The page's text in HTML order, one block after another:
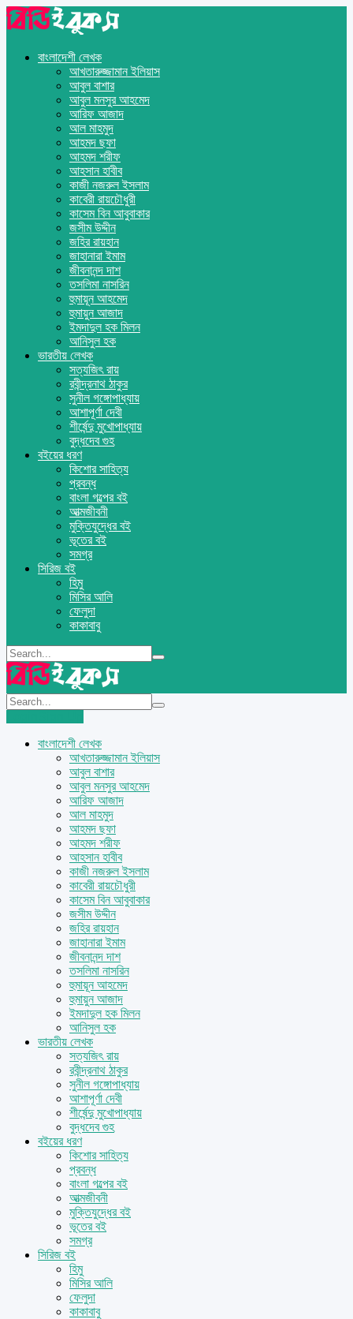
বাংলাদেশী লেখক
আখতারুজ্জামান ইলিয়াস
আবুল বাশার
আবুল মনসুর আহমেদ
আরিফ আজাদ
আল মাহমুদ
আহমদ ছফা
আহমদ শরীফ
আহসান হাবীব
কাজী নজরুল ইসলাম
কাবেরী রায়চৌধুরী
কাসেম বিন আবুবাকার
জসীম উদ্দীন
জহির রায়হান
জাহানারা ইমাম
জীবনানন্দ দাশ
তসলিমা নাসরিন
হুমায়ূন আহমেদ
হুমায়ুন আজাদ
ইমদাদুল হক মিলন
আনিসুল হক
ভারতীয় লেখক
সত্যজিৎ রায়
রবীন্দ্রনাথ ঠাকুর
সুনীল গঙ্গোপাধ্যায়
আশাপূর্ণা দেবী
শীর্ষেন্দু মুখোপাধ্যায়
বুদ্ধদেব গুহ
বইয়ের ধরণ
কিশোর সাহিত্য
প্রবন্ধ
বাংলা গল্পের বই
আত্মজীবনী
মুক্তিযুদ্ধের বই
ভূতের বই
সমগ্র
সিরিজ বই
হিমু
মিসির আলি
ফেলুদা
কাকাবাবু
বাংলাদেশী লেখক
আখতারুজ্জামান ইলিয়াস
আবুল বাশার
আবুল মনসুর আহমেদ
আরিফ আজাদ
আল মাহমুদ
আহমদ ছফা
আহমদ শরীফ
আহসান হাবীব
কাজী নজরুল ইসলাম
কাবেরী রায়চৌধুরী
কাসেম বিন আবুবাকার
জসীম উদ্দীন
জহির রায়হান
জাহানারা ইমাম
জীবনানন্দ দাশ
তসলিমা নাসরিন
হুমায়ূন আহমেদ
হুমায়ুন আজাদ
ইমদাদুল হক মিলন
আনিসুল হক
ভারতীয় লেখক
সত্যজিৎ রায়
রবীন্দ্রনাথ ঠাকুর
সুনীল গঙ্গোপাধ্যায়
আশাপূর্ণা দেবী
শীর্ষেন্দু মুখোপাধ্যায়
বুদ্ধদেব গুহ
বইয়ের ধরণ
কিশোর সাহিত্য
প্রবন্ধ
বাংলা গল্পের বই
আত্মজীবনী
মুক্তিযুদ্ধের বই
ভূতের বই
সমগ্র
সিরিজ বই
হিমু
মিসির আলি
ফেলুদা
কাকাবাবু